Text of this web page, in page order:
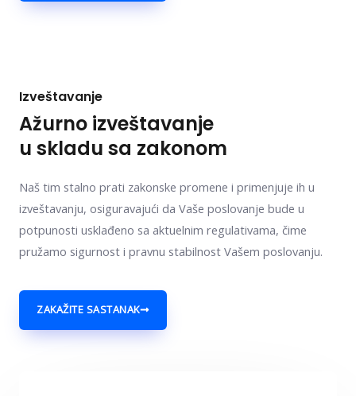
Izveštavanje
Ažurno izveštavanje
u skladu sa zakonom
Naš tim stalno prati zakonske promene i primenjuje ih u
izveštavanju, osiguravajući da Vaše poslovanje bude u
potpunosti usklađeno sa aktuelnim regulativama, čime
pružamo sigurnost i pravnu stabilnost Vašem poslovanju.
ZAKAŽITE SASTANAK